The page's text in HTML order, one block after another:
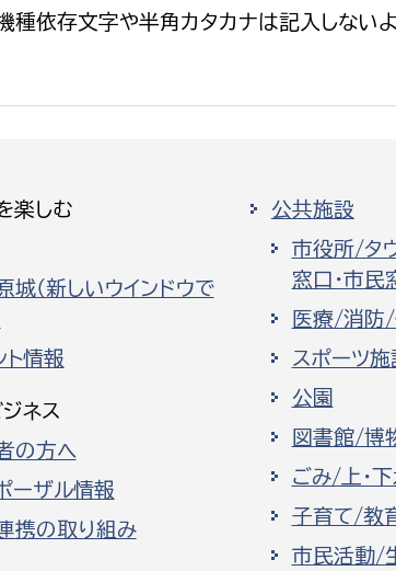
依存文字や半角カタカナは記入しない
楽しむ
城（新しいウインドウで
ト情報
ネス
の方へ
ーザル情報
携の取り組み
公共施設
市役所/タ
窓口・市民
医療/消防/
スポーツ施
公園
図書館/博
ごみ/上・
子育て/教
市民活動/